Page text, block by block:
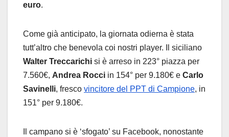
euro.
Come già anticipato, la giornata odierna è stata
tutt’altro che benevola coi nostri player. Il siciliano
Walter Treccarichi si è arreso in 223° piazza per
7.560€, Andrea Rocci in 154° per 9.180€ e Carlo
Savinelli, fresco vincitore del PPT di Campione, in
151° per 9.180€.
Il campano si è ‘sfogato’ su Facebook, nonostante